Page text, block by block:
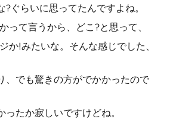
?ぐらいに思ってたんですよね。
って言うから、どこ?と思って、
か!みたいな。そんな感じでした、
、でも驚きの方がでかかったので
ったか寂しいですけどね。